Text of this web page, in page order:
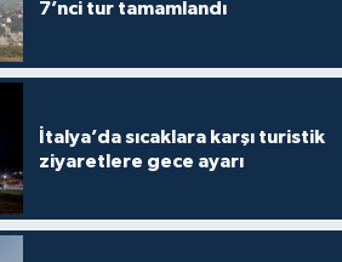
7’nci tur tamamlandı
İtalya’da sıcaklara karşı turistik
ziyaretlere gece ayarı